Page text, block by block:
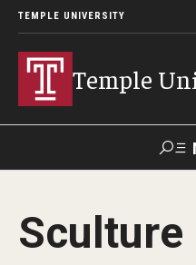
TEMPLE UNIVERSITY
Temple
Apply Contact
Sculture